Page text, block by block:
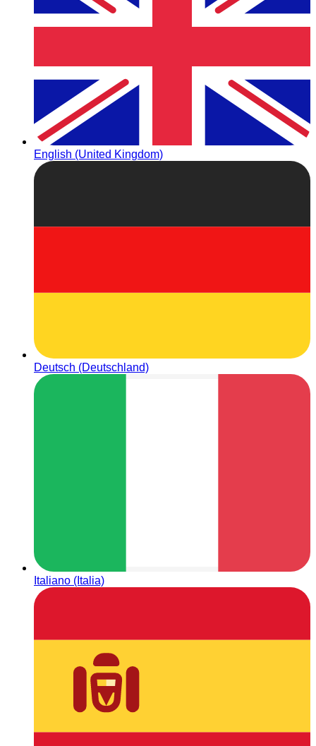
English (United Kingdom)
Deutsch (Deutschland)
Italiano (Italia)